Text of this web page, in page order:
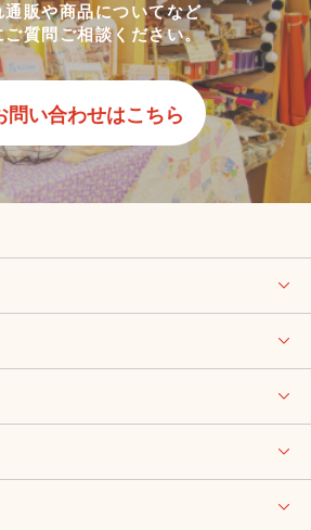
通販や商品についてなど
ご質問ご相談ください。
問い合わせはこちら